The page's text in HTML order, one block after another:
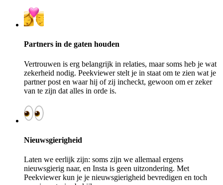
Partners in de gaten houden
Vertrouwen is erg belangrijk in relaties, maar soms heb je wat
zekerheid nodig. Peekviewer stelt je in staat om te zien wat je
partner post en waar hij of zij incheckt, gewoon om er zeker
van te zijn dat alles in orde is.
Nieuwsgierigheid
Laten we eerlijk zijn: soms zijn we allemaal ergens
nieuwsgierig naar, en Insta is geen uitzondering. Met
Peekviewer kun je je nieuwsgierigheid bevredigen en toch